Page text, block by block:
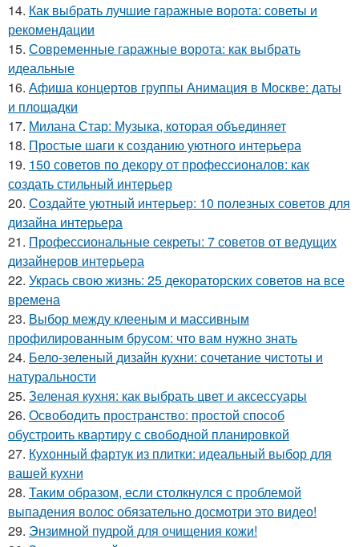
14. Как выбрать лучшие гаражные ворота: советы и
рекомендации
15. Современные гаражные ворота: как выбрать
идеальные
16. Афиша концертов группы Анимация в Москве: даты
и площадки
17. Милана Стар: Музыка, которая объединяет
18. Простые шаги к созданию уютного интерьера
19. 150 советов по декору от профессионалов: как
создать стильный интерьер
20. Создайте уютный интерьер: 10 полезных советов для
дизайна интерьера
21. Профессиональные секреты: 7 советов от ведущих
дизайнеров интерьера
22. Укрась свою жизнь: 25 декораторских советов на все
времена
23. Выбор между клееным и массивным
профилированным брусом: что вам нужно знать
24. Бело-зеленый дизайн кухни: сочетание чистоты и
натуральности
25. Зеленая кухня: как выбрать цвет и аксессуары
26. Освободить пространство: простой способ
обустроить квартиру с свободной планировкой
27. Кухонный фартук из плитки: идеальный выбор для
вашей кухни
28. Таким образом, если столкнулся с проблемой
выпадения волос обязательно досмотри это видео!
29. Энзимной пудрой для очищения кожи!